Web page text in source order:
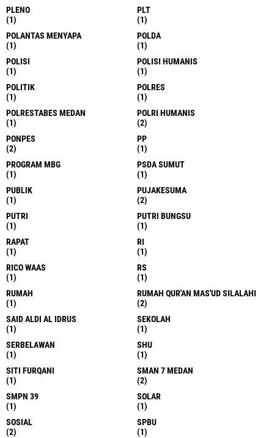
PLENO
(1)
PLT
(1)
POLANTAS MENYAPA
(1)
POLDA
(1)
POLISI
(1)
POLISI HUMANIS
(1)
POLITIK
(1)
POLRES
(1)
POLRESTABES MEDAN
(1)
POLRI HUMANIS
(2)
PONPES
(2)
PP
(1)
PROGRAM MBG
(1)
PSDA SUMUT
(1)
PUBLIK
(1)
PUJAKESUMA
(2)
PUTRI
(1)
PUTRI BUNGSU
(1)
RAPAT
(1)
RI
(1)
RICO WAAS
(1)
RS
(1)
RUMAH
(1)
RUMAH QUR'AN MAS'UD SILALAHI
(2)
SAID ALDI AL IDRUS
(1)
SEKOLAH
(1)
SERBELAWAN
(1)
SHU
(1)
SITI FURQANI
(1)
SMAN 7 MEDAN
(2)
SMPN 39
(1)
SOLAR
(1)
SOSIAL
(2)
SPBU
(1)